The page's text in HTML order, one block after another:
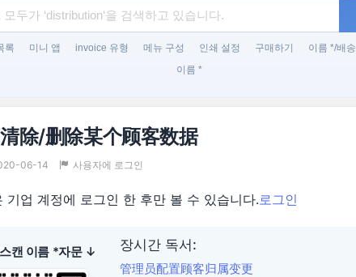
록 미니 앱 invoice 유형 메뉴 구성 인쇄 설정 구매하기 이름 */배
이름 *
除/删除某个顾客数据
06-14 사용자에 로그인
기업 계정에 로그인 한 후만 볼 수 있습니다.로그인
캔 이름 *자문 ↓ 장시간 독서:
管理员配置顾客归属变更